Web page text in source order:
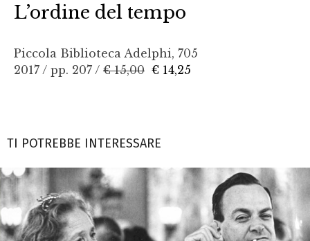
L’ordine del tempo
Piccola Biblioteca Adelphi, 705
2017 / pp. 207 / € 15,00 € 14,25
TI POTREBBE INTERESSARE